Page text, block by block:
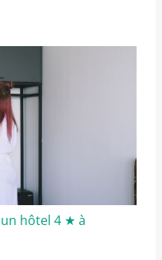
hôtel 4 ★ à